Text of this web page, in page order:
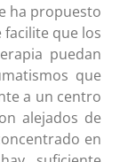
ha propuesto
que los
puedan
que
a un centro
alejados de
en